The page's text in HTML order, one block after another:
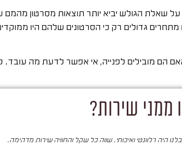
שאלת הגולש יביא יותר תוצאות מסרטון
גדולים רק כי הסרטונים שלהם היו
הם מובילים לפנייה, אי אפשר לדעת מה עובד.
ממני שירות?
היה רלוונטי ואיכותי. שווה כל שקל והחוויה שירות מדהימה.